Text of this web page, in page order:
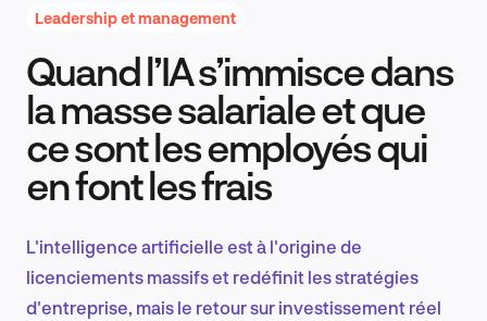
Recherche et conception produit
Tendances sectorielles
EN
Leadership et management
Quand l’IA s’immisce dans
la masse salariale et que
ce sont les employés qui
en font les frais
L'intelligence artificielle est à l'origine de
licenciements massifs et redéfinit les stratégies
d'entreprise, mais le retour sur investissement réel